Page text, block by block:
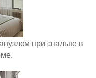
при спальне в